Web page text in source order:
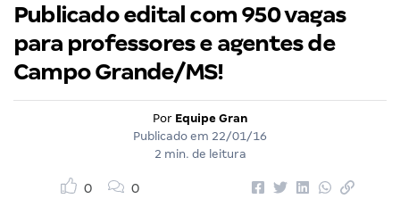
Publicado edital com 950 vagas
para professores e agentes de
Campo Grande/MS!
Por Equipe Gran
Publicado em 22/01/16
2 min. de leitura
0 0